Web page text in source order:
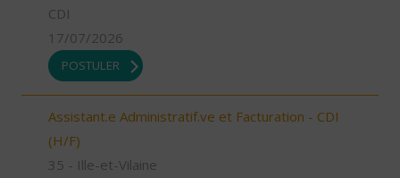
CDI
17/07/2026
POSTULER
Assistant.e Administratif.ve et Facturation - CDI
(H/F)
35 - Ille-et-Vilaine